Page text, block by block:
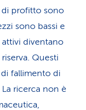
di profitto sono
sono bassi e
diventano
Questi
fallimento di
ricerca non è